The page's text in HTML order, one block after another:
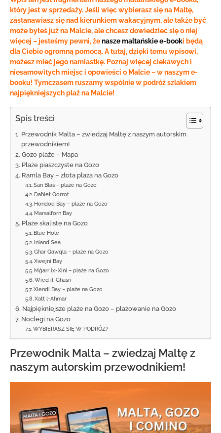
który jest w sprzedaży. Jeśli więc wybierasz się na Maltę,
zastanawiasz się nad kierunkiem wakacyjnym, ale także być
może byłeś już na Malcie, ale chcesz dowiedzieć się o niej
więcej – jesteśmy pewni, żenasze maltańskie e-booki będą
dla Ciebie ogromną pomocą. A tutaj, dzięki temu wpisowi,
możesz mieć jego namiastkę. Poznaj więcej ciekawych i
niesamowitych miejsc i opowieści o Malcie – w naszym e-
booku! Tymczasem ruszamy wspólnie w podróż szlakiem
najpiękniejszych plaż na Malcie!
Spis treści
Przewodnik Malta – zwiedzaj Maltę z naszym autorskim
przewodnikiem!
Gozo plaże – Mapa
Plaże piaszczyste na Gozo
Ramla Bay – złota plaża na Gozo
San Blas – plaże na Gozo
Daħlet Qorrot
Hondoq Bay – plaże na Gozo
Marsalforn Bay
Plaże skaliste na Gozo
Blue Hole
Inland Sea
Għar Qawqla – plaże na Gozo
Xwejni Bay
Mġarr ix-Xini – plaże na Gozo
Wied il-Għasri
Xlendi Bay – plaże na Gozo
Xatt l-Aħmar
Najpiękniejsze plaże na Gozo – plażowanie na Gozo
Noclegi na Gozo
WYBIERASZ SIĘ W PODRÓŻ?
Przewodnik Malta – zwiedzaj Maltę z
naszym autorskim przewodnikiem!